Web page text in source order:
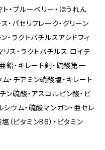
ト・ブルーベリー・ほうれん
・パセリフレーク・グリーン
・ラクトバチルスアシドフィ
ス・ラクトバチルス ロイテ
鉛・キレート銅・硫酸第一
・チアミン硝酸塩・キレート
ン硫酸・アスコルビン酸・ビ
シウム・硫酸マンガン・亜セレ
（ビタミンB6）・ビタミン